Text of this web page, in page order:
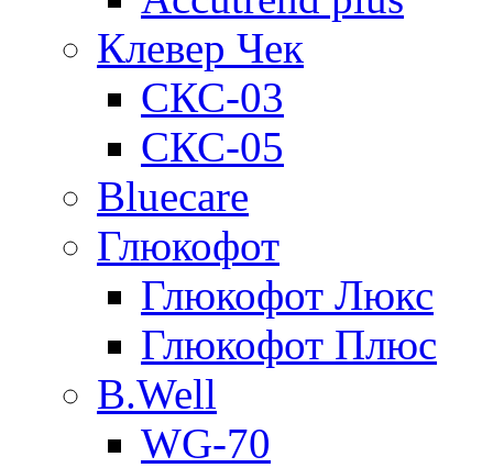
Клевер Чек
СКС-03
СКС-05
Bluecare
Глюкофот
Глюкофот Люкс
Глюкофот Плюс
B.Well
WG-70